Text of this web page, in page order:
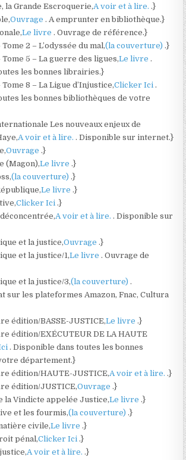
la Grande Escroquerie,A voir et à lire..}
Ouvrage. A emprunter en bibliothèque.}
Le livre. Ouvrage de référence.}
2 – L’odyssée du mal,(la couverture).}
Tome 5 – La guerre des ligues,Le livre.
les bonnes librairies.}
8 – La Ligue d’Injustice,Clicker Ici.
les bonnes bibliothèques de votre
Les nouveaux enjeux de
A voir et à lire.. Disponible sur internet.}
Ouvrage.}
(Magon),Le livre.}
(la couverture).}
Le livre.}
Clicker Ici.}
A voir et à lire.. Disponible sur
et la justice,Ouvrage.}
et la justice/1,Le livre. Ouvrage de
et la justice/3,(la couverture).
sur les plateformes Amazon, Fnac, Cultura
édition/BASSE-JUSTICE,Le livre.}
édition/EXÉCUTEUR DE LA HAUTE
. Disponible dans toutes les bonnes
département.}
édition/HAUTE-JUSTICE,A voir et à lire..}
édition/JUSTICE,Ouvrage.}
la Vindicte appelée Justice,Le livre.}
et les fourmis,(la couverture).}
civile,Le livre.}
pénal,Clicker Ici.}
A voir et à lire..}